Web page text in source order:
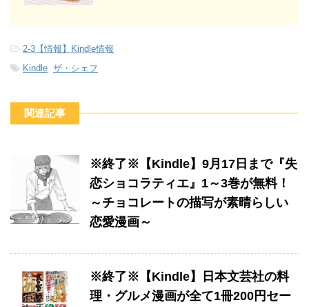
-2-3【情報】Kindle情報
-Kindle ザ・シェフ
関連記事
※終了※【Kindle】9月17日まで『失
恋ショコラティエ』1～3巻が無料！
～チョコレートの描写が素晴らしい
恋愛漫画～
※終了※【Kindle】日本文芸社の料
理・グルメ漫画が全て1冊200円セー